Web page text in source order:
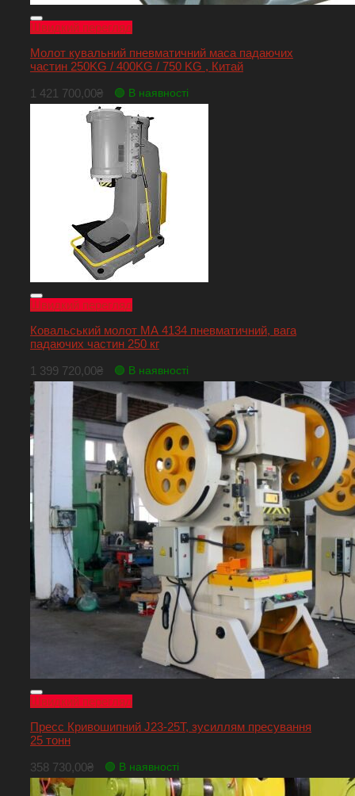
Швидкий перегляд
Молот кувальний пневматичний маса падаючих
частин 250KG / 400KG / 750 KG , Китай
1 421 700,00₴ 🟢 В наявності
Швидкий перегляд
Ковальський молот МА 4134 пневматичний, вага
падаючих частин 250 кг
1 399 720,00₴ 🟢 В наявності
Швидкий перегляд
Пресс Кривошипний J23-25T, зусиллям пресування
25 тонн
358 730,00₴ 🟢 В наявності